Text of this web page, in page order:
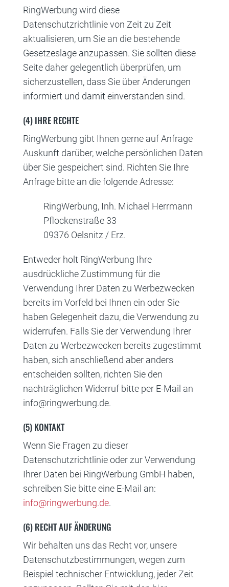
RingWerbung wird diese
Datenschutzrichtlinie von Zeit zu Zeit
aktualisieren, um Sie an die bestehende
Gesetzeslage anzupassen. Sie sollten diese
Seite daher gelegentlich überprüfen, um
sicherzustellen, dass Sie über Änderungen
informiert und damit einverstanden sind.
(4) IHRE RECHTE
RingWerbung gibt Ihnen gerne auf Anfrage
Auskunft darüber, welche persönlichen Daten
über Sie gespeichert sind. Richten Sie Ihre
Anfrage bitte an die folgende Adresse:
RingWerbung, Inh. Michael Herrmann
Pflockenstraße 33
09376 Oelsnitz / Erz.
Entweder holt RingWerbung Ihre
ausdrückliche Zustimmung für die
Verwendung Ihrer Daten zu Werbezwecken
bereits im Vorfeld bei Ihnen ein oder Sie
haben Gelegenheit dazu, die Verwendung zu
widerrufen. Falls Sie der Verwendung Ihrer
Daten zu Werbezwecken bereits zugestimmt
haben, sich anschließend aber anders
entscheiden sollten, richten Sie den
nachträglichen Widerruf bitte per E-Mail an
info@ringwerbung.de.
(5) KONTAKT
Wenn Sie Fragen zu dieser
Datenschutzrichtlinie oder zur Verwendung
Ihrer Daten bei RingWerbung GmbH haben,
schreiben Sie bitte eine E-Mail an:
info@ringwerbung.de.
(6) RECHT AUF ÄNDERUNG
Wir behalten uns das Recht vor, unsere
Datenschutzbestimmungen, wegen zum
Beispiel technischer Entwicklung, jeder Zeit